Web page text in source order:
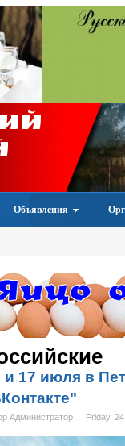
Объявления
и 17 июля в
Администратор Friday,